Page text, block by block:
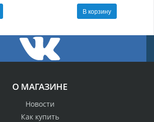
В корзину
О МАГАЗИНЕ
Новости
Как купить